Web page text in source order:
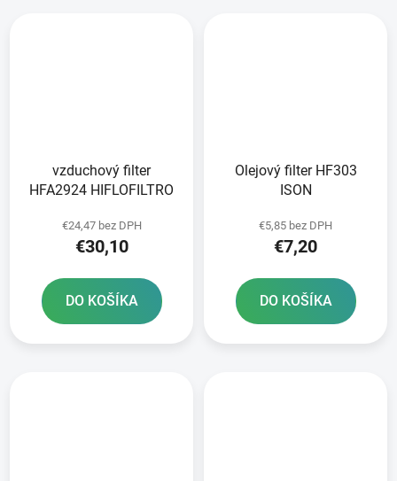
vzduchový filter
HFA2924 HIFLOFILTRO
€24,47 bez DPH
€30,10
DO KOŠÍKA
Olejový filter HF303
ISON
€5,85 bez DPH
€7,20
DO KOŠÍKA